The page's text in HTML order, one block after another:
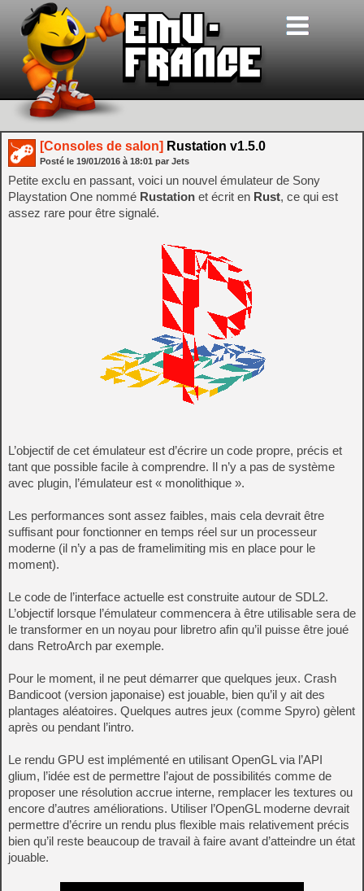
[Consoles de salon] Rustation v1.5.0
Posté le 19/01/2016 à 18:01 par Jets
Petite exclu en passant, voici un nouvel émulateur de Sony
Playstation One nommé Rustation et écrit en Rust, ce qui est
assez rare pour être signalé.
L’objectif de cet émulateur est d’écrire un code propre, précis et
tant que possible facile à comprendre. Il n’y a pas de système
avec plugin, l’émulateur est « monolithique ».
Les performances sont assez faibles, mais cela devrait être
suffisant pour fonctionner en temps réel sur un processeur
moderne (il n’y a pas de framelimiting mis en place pour le
moment).
Le code de l’interface actuelle est construite autour de SDL2.
L’objectif lorsque l’émulateur commencera à être utilisable sera de
le transformer en un noyau pour libretro afin qu’il puisse être joué
dans RetroArch par exemple.
Pour le moment, il ne peut démarrer que quelques jeux. Crash
Bandicoot (version japonaise) est jouable, bien qu’il y ait des
plantages aléatoires. Quelques autres jeux (comme Spyro) gèlent
après ou pendant l’intro.
Le rendu GPU est implémenté en utilisant OpenGL via l’API
glium, l’idée est de permettre l’ajout de possibilités comme de
proposer une résolution accrue interne, remplacer les textures ou
encore d’autres améliorations. Utiliser l’OpenGL moderne devrait
permettre d’écrire un rendu plus flexible mais relativement précis
bien qu’il reste beaucoup de travail à faire avant d’atteindre un état
jouable.